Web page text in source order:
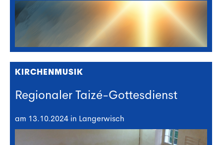
KIRCHENMUSIK
Regionaler Taizé-Gottesdienst
am 13.10.2024 in Langerwisch